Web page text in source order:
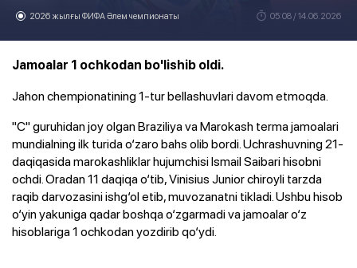
2026 жылғы ФИФА Әлем чемпионаты 05:08 / 14.06.2026
Jamoalar 1 ochkodan bo'lishib oldi.
Jahon chempionatining 1-tur bellashuvlari davom etmoqda.
"C" guruhidan joy olgan Braziliya va Marokash terma jamoalari
mundialning ilk turida o‘zaro bahs olib bordi. Uchrashuvning 21-
daqiqasida marokashliklar hujumchisi Ismail Saibari hisobni
ochdi. Oradan 11 daqiqa o‘tib, Vinisius Junior chiroyli tarzda
raqib darvozasini ishg‘ol etib, muvozanatni tikladi. Ushbu hisob
o‘yin yakuniga qadar boshqa o‘zgarmadi va jamoalar o‘z
hisoblariga 1 ochkodan yozdirib qo‘ydi.